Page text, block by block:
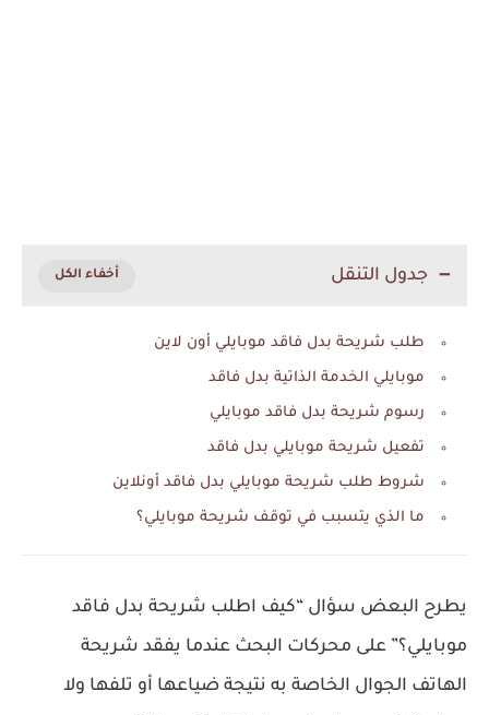
جدول التنقل
طلب شريحة بدل فاقد موبايلي أون لاين
موبايلي الخدمة الذاتية بدل فاقد
رسوم شريحة بدل فاقد موبايلي
تفعيل شريحة موبايلي بدل فاقد
شروط طلب شريحة موبايلي بدل فاقد أونلاين
ما الذي يتسبب في توقف شريحة موبايلي؟
يطرح البعض سؤال “كيف اطلب شريحة بدل فاقد
موبايلي؟” على محركات البحث عندما يفقد شريحة
الهاتف الجوال الخاصة به نتيجة ضياعها أو تلفها ولا